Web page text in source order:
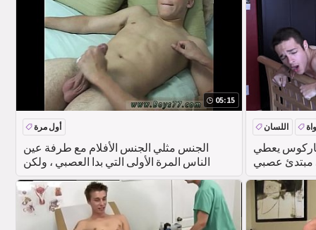
05:15
الجنس مثلي الجنس الأفلام مع طرفة عين
الناس المرة الأولى التي بدا العصبي ، ولكن
أول مرة
ماركوس يعطي
اللسان